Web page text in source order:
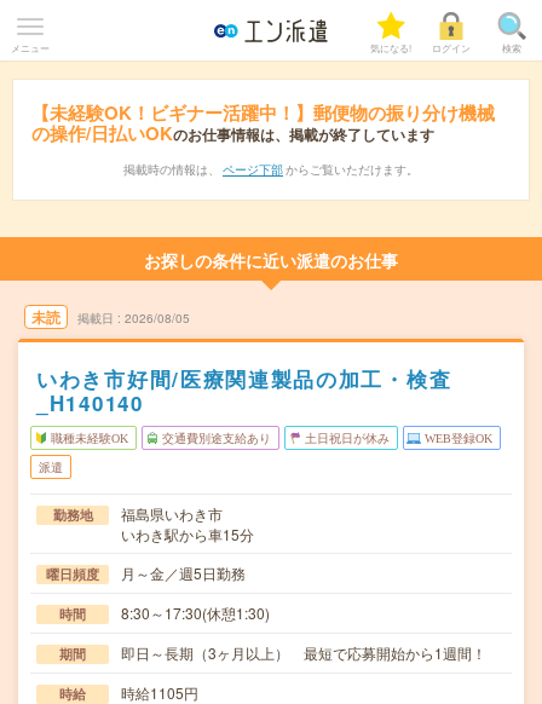
メニュー 気になる! ログイン 検索
【未経験OK！ビギナー活躍中！】郵便物の振り分け機械
の操作/日払いOKのお仕事情報は、掲載が終了しています
掲載時の情報は、 ページ下部 からご覧いただけます。
お探しの条件に近い派遣のお仕事
未読 掲載日 2026/08/05
いわき市好間/医療関連製品の加工・検査
_H140140
職種未経験OK 交通費別途支給あり 土日祝日が休み WEB登録OK
派遣
勤務地
福島県いわき市
いわき駅から車15分
曜日頻度 月～金／週5日勤務
時間 8:30～17:30(休憩1:30)
期間 即日～長期（3ヶ月以上） 最短で応募開始から1週間！
時給 時給1105円